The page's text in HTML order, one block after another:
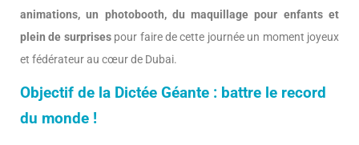
animations, un photobooth, du maquillage pour enfants et
plein de surprisespour faire de cette journée un moment joyeux
et fédérateur au cœur de Dubai.
Objectif de la Dictée Géante : battre le record
du monde !